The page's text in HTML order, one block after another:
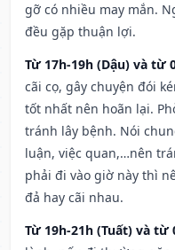
gỡ có nhiều may mắn.
đều gặp thuận lợi.
Từ 17h-19h (Dậu) và từ
cãi cọ, gây chuyện đói
tốt nhất nên hoãn lại.
tránh lây bệnh. Nói
luận, việc quan,…nên
phải đi vào giờ này thì
đả hay cãi nhau.
Từ 19h-21h (Tuất) và từ